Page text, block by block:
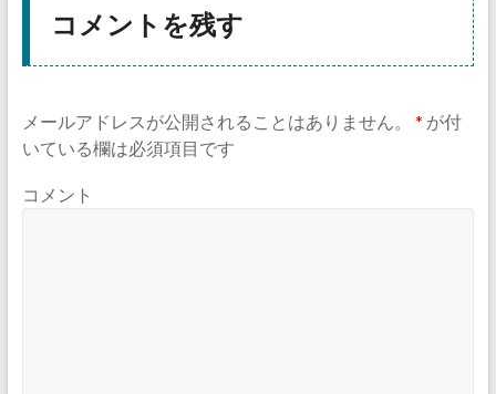
コメントを残す
メールアドレスが公開されることはありません。 * が付
いている欄は必須項目です
コメント